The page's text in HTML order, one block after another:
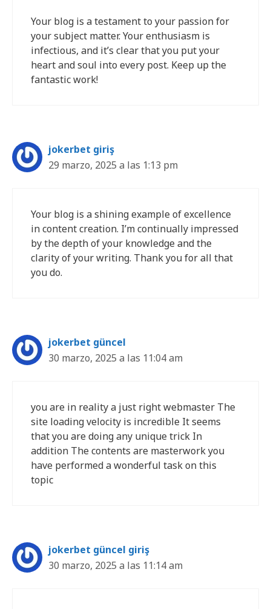
Your blog is a testament to your passion for
your subject matter. Your enthusiasm is
infectious, and it’s clear that you put your
heart and soul into every post. Keep up the
fantastic work!
jokerbet giriş
29 marzo, 2025 a las 1:13 pm
Your blog is a shining example of excellence
in content creation. I’m continually impressed
by the depth of your knowledge and the
clarity of your writing. Thank you for all that
you do.
jokerbet güncel
30 marzo, 2025 a las 11:04 am
you are in reality a just right webmaster The
site loading velocity is incredible It seems
that you are doing any unique trick In
addition The contents are masterwork you
have performed a wonderful task on this
topic
jokerbet güncel giriş
30 marzo, 2025 a las 11:14 am